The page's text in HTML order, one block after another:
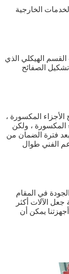
الخارجية
القسم الهيكلي الذي
الصفائح
تعذر إصلاح الأجزاء المكسورة ،
المكسورة ، ولكن
فترة الضمان من
الفني طوال
في المقام
الآلات أكثر
يمكن أن